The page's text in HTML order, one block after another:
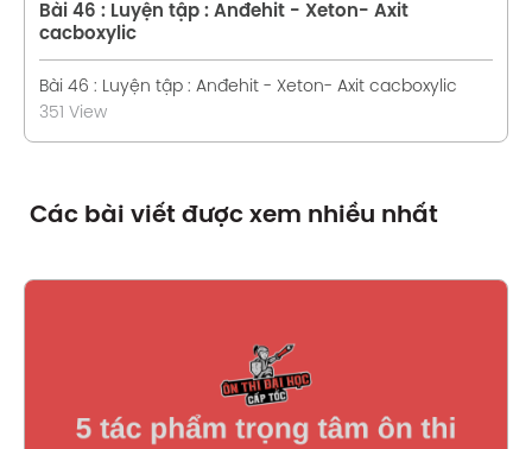
Bài 46 : Luyện tập : Anđehit - Xeton- Axit
cacboxylic
Bài 46 : Luyện tập : Anđehit - Xeton- Axit cacboxylic
351 View
Các bài viết được xem nhiều nhất